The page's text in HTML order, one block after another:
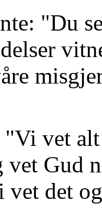
"Du
"Vi vet
Gud
det